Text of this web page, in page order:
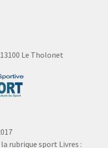
Le Tholonet
rubrique sport Livres :